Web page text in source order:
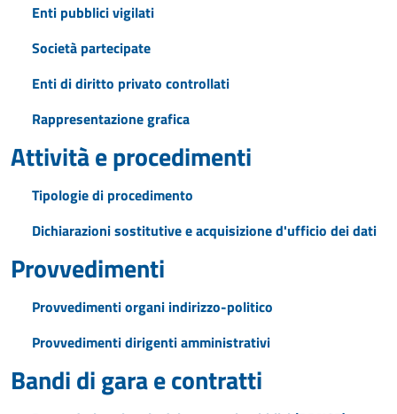
Enti pubblici vigilati
Società partecipate
Enti di diritto privato controllati
Rappresentazione grafica
Attività e procedimenti
Tipologie di procedimento
Dichiarazioni sostitutive e acquisizione d'ufficio dei dati
Provvedimenti
Provvedimenti organi indirizzo-politico
Provvedimenti dirigenti amministrativi
Bandi di gara e contratti